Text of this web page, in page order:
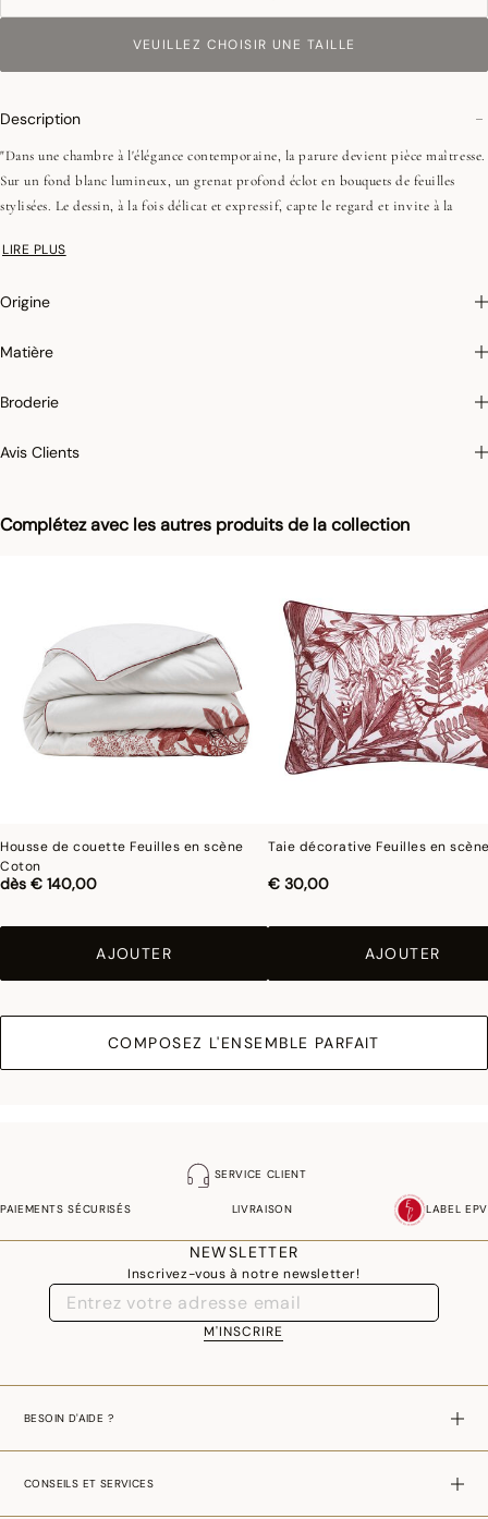
VEUILLEZ CHOISIR UNE TAILLE
Complétez avec les autres produits de la collection
Housse de couette Feuilles en scène
Coton
dès € 140,00
AJOUTER
Taie décorative Feuilles en
€ 30,00
AJOUTER
COMPOSEZ L'ENSEMBLE PARFAIT
Description
"Dans une chambre à l'élégance contemporaine, la parure devient pièce maîtresse.
Sur un fond blanc lumineux, un grenat profond éclot en bouquets de feuilles
stylisées. Le dessin, à la fois délicat et expressif, capte le regard et invite à la
intérieurs les plus raffinés.
•Fils peignés (longues fibres)
•Recto et verso différents
•Forme sac
"
l’absorption des liquides. Lorsque vous renversez un liquide sur un set de table
antitaches, tamponnez rapidement et légèrement avec une éponge humide pour
que le tissu ne soit pas taché. Ce film protecteur, invisible à l’œil et au toucher, a
une durée de vie d’environ 10 lavages en machine et se réactive grâce au
repassage.
Photographies :les photographies sont les plus fidèles possibles mais ne peuvent
LIRE PLUS
Origine
Matière
Broderie
Avis Clients
SERVICE CLIENT
PAIEMENTS SÉCURISÉS LIVRAISON LABEL EPV
NEWSLETTER
Inscrivez-vous à notre newsletter!
M'INSCRIRE
BESOIN D'AIDE ?
CONSEILS ET SERVICES